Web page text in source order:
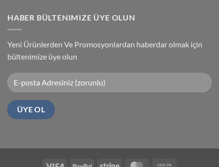
HABER BÜLTENIMIZE ÜYE OLUN
Yeni Ürünlerden Ve Promosyonlardan haberdar olmak için
bültenimize üye olun
Visa PayPal Stripe MasterCard